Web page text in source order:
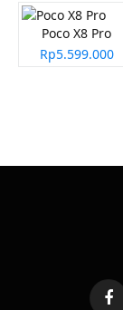
Poco X8 Pro
Rp5.599.000